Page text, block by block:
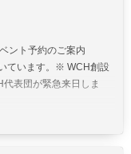
ント予約のご案内
ています。※ WCH創設
表団が緊急来日しま